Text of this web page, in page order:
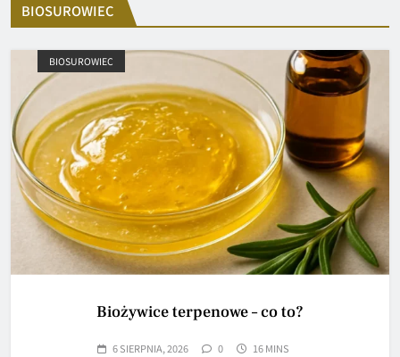
BIOSUROWIEC
BIOSUROWIEC
Biożywice terpenowe – co to?
6 SIERPNIA, 2026 0 16 MINS